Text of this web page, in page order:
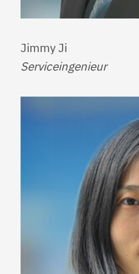
Jimmy Ji
Serviceingenieur